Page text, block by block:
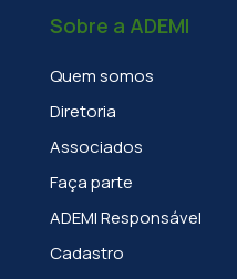
Sobre a ADEMI
Quem somos
Diretoria
Associados
Faça parte
ADEMI Responsável
Cadastro